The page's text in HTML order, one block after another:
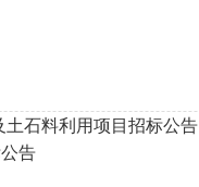
石料利用项目招标公告
告